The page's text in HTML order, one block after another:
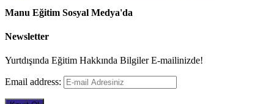
Manu Eğitim Sosyal Medya'da
Newsletter
Yurtdışında Eğitim Hakkında Bilgiler E-mailinizde!
Email address: